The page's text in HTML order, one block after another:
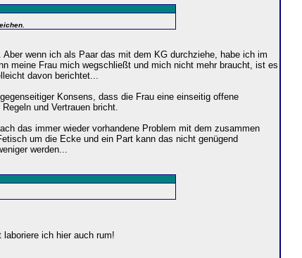
wenn ich als Paar das mit dem KG durchziehe, habe ich im
meine Frau mich wegschließt und mich nicht mehr braucht, ist es
davon berichtet...
Konsens, dass die Frau eine einseitig offene
und Vertrauen bricht.
das immer wieder vorhandene Problem mit dem zusammen
um die Ecke und ein Part kann das nicht genügend
werden...
ich hier auch rum!